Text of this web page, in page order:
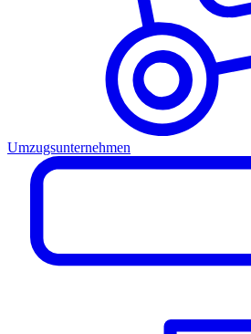
Umzugsunternehmen